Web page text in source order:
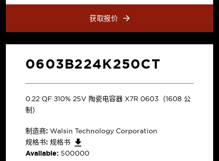
获取报价
0603B224K250CT
0.22 µF ±10% 25V 陶瓷电容器 X7R 0603（1608 公
制）
制造商: Walsin Technology Corporation
规格书: 规格书
Available: 500000